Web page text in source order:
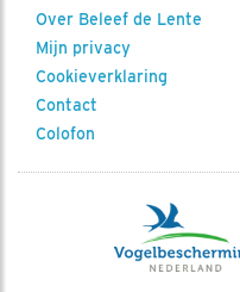
Over Beleef de Lente
Mijn privacy
Cookieverklaring
Contact
Colofon